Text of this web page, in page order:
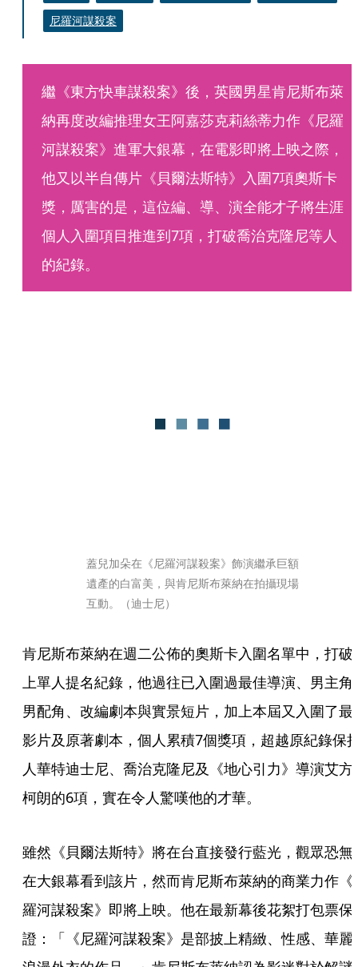
尼羅河謀殺案
繼《東方快車謀殺案》後，英國男星肯尼斯布萊
納再度改編推理女王阿嘉莎克莉絲蒂力作《尼羅
河謀殺案》進軍大銀幕，在電影即將上映之際，
他又以半自傳片《貝爾法斯特》入圍7項奧斯卡
獎，厲害的是，這位編、導、演全能才子將生涯
個人入圍項目推進到7項，打破喬治克隆尼等人
的紀錄。
蓋兒加朵在《尼羅河謀殺案》飾演繼承巨額
遺產的白富美，與肯尼斯布萊納在拍攝現場
互動。（迪士尼）
肯尼斯布萊納在週二公佈的奧斯卡入圍名單中，打破
上單人提名紀錄，他過往已入圍過最佳導演、男主角
男配角、改編劇本與實景短片，加上本屆又入圍了最
影片及原著劇本，個人累積7個獎項，超越原紀錄保
人華特迪士尼、喬治克隆尼及《地心引力》導演艾方
柯朗的6項，實在令人驚嘆他的才華。
雖然《貝爾法斯特》將在台直接發行藍光，觀眾恐無
在大銀幕看到該片，然而肯尼斯布萊納的商業力作《
羅河謀殺案》即將上映。他在最新幕後花絮打包票保
證：「《尼羅河謀殺案》是部披上精緻、性感、華麗